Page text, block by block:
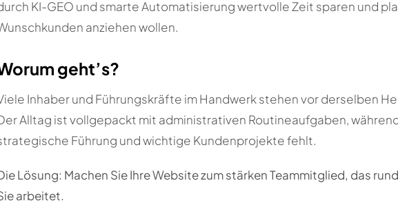
KI-GEO und smarte Automatisierung wertvolle Zeit sparen und
anziehen wollen.
geht’s?
Inhaber und Führungskräfte im Handwerk stehen vor derselben
Alltag ist vollgepackt mit administrativen Routineaufgaben,
Führung und wichtige Kundenprojekte fehlt.
Lösung: Machen Sie Ihre Website zum stärken Teammitglied, das
arbeitet.